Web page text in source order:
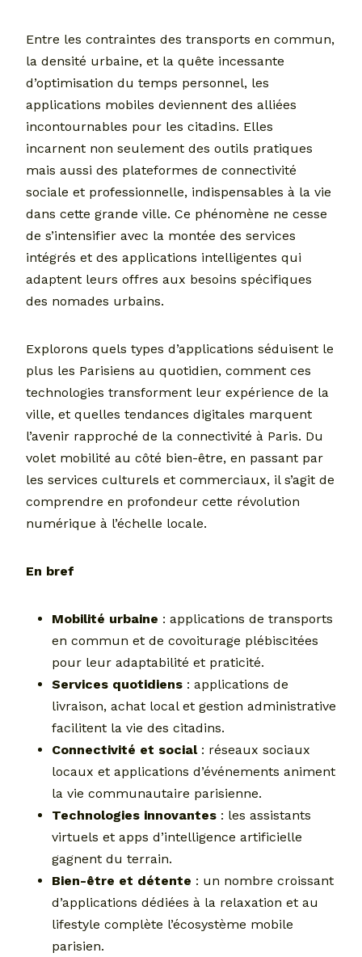
Entre les contraintes des transports en commun,
la densité urbaine, et la quête incessante
d’optimisation du temps personnel, les
applications mobiles deviennent des alliées
incontournables pour les citadins. Elles
incarnent non seulement des outils pratiques
mais aussi des plateformes de connectivité
sociale et professionnelle, indispensables à la vie
dans cette grande ville. Ce phénomène ne cesse
de s’intensifier avec la montée des services
intégrés et des applications intelligentes qui
adaptent leurs offres aux besoins spécifiques
des nomades urbains.
Explorons quels types d’applications séduisent le
plus les Parisiens au quotidien, comment ces
technologies transforment leur expérience de la
ville, et quelles tendances digitales marquent
l’avenir rapproché de la connectivité à Paris. Du
volet mobilité au côté bien-être, en passant par
les services culturels et commerciaux, il s’agit de
comprendre en profondeur cette révolution
numérique à l’échelle locale.
En bref
Mobilité urbaine : applications de transports
en commun et de covoiturage plébiscitées
pour leur adaptabilité et praticité.
Services quotidiens : applications de
livraison, achat local et gestion administrative
facilitent la vie des citadins.
Connectivité et social: réseaux sociaux
locaux et applications d’événements animent
la vie communautaire parisienne.
Technologies innovantes : les assistants
virtuels et apps d’intelligence artificielle
gagnent du terrain.
Bien-être et détente : un nombre croissant
d’applications dédiées à la relaxation et au
lifestyle complète l’écosystème mobile
parisien.